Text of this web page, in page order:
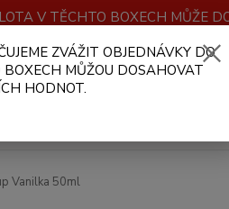
V TĚCHTO BOXECH MŮŽE
VELKOOBCHOD RECENZE
Vanilka 50ml
ZVÁŽIT OBJEDNÁVKY DO
MŮŽOU DOSAHOVAT
HODNOT.